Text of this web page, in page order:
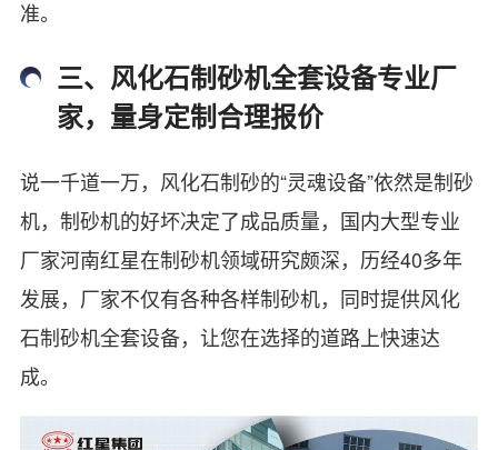
准。
三、风化石制砂机全套设备专业厂
家，量身定制合理报价
说一千道一万，风化石制砂的“灵魂设备”依然是制砂
机，制砂机的好坏决定了成品质量，国内大型专业
厂家河南红星在制砂机领域研究颇深，历经40多年
发展，厂家不仅有各种各样制砂机，同时提供风化
石制砂机全套设备，让您在选择的道路上快速达
成。